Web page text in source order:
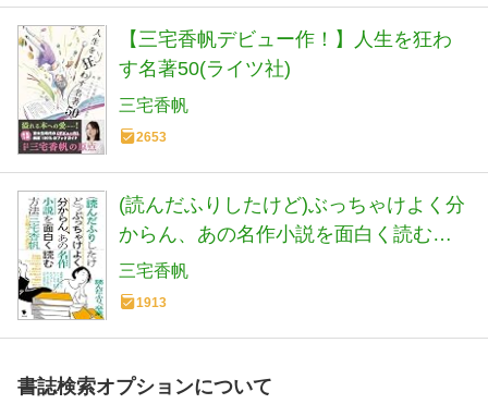
【三宅香帆デビュー作！】人生を狂わ
す名著50(ライツ社)
三宅香帆
2653
(読んだふりしたけど)ぶっちゃけよく分
からん、あの名作小説を面白く読む方
法
三宅香帆
1913
書誌検索オプションについて